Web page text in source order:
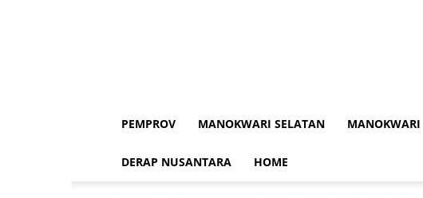
PEMPROV MANOKWARI SELATAN MANOKWARI
DERAP NUSANTARA HOME